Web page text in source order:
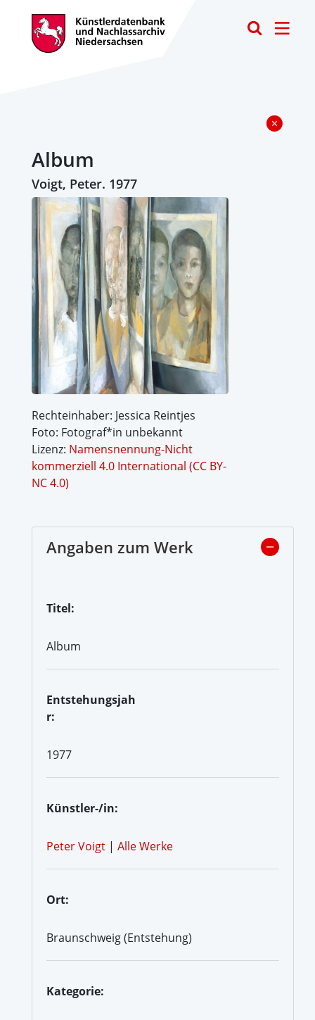
Album
Voigt, Peter. 1977
Rechteinhaber: Jessica Reintjes
Foto: Fotograf*in unbekannt
Lizenz: Namensnennung-Nicht
kommerziell 4.0 International (CC BY-
NC 4.0)
Angaben zum Werk
Titel:
Album
Entstehungsjah
r:
1977
Künstler-/in:
Peter Voigt | Alle Werke
Ort:
Braunschweig (Entstehung)
Kategorie: